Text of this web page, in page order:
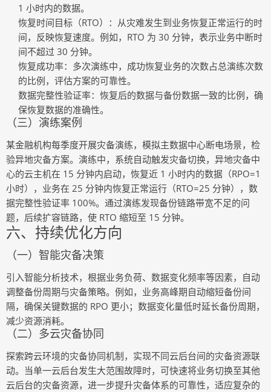
1 小时内的数据。
恢复时间目标（RTO） ：从灾难发生到业务恢复正常运行的时
间，反映恢复速度。例如，RTO 为 30 分钟，表示业务中断时
间不超过 30 分钟。
恢复成功率：多次演练中，成功恢复业务的次数占总演练次数
的比例，评估方案的可靠性。
数据完整性验证率：恢复后的数据与备份数据一致的比例，确
保恢复数据的准确性。
（三）演练案例
某金融机构每季度开展灾备演练，模拟主数据中心断电场景，检
验异地灾备方案。演练中，系统自动触发灾备切换，异地灾备中
心的云主机在 15 分钟内启动，恢复近 1 小时内的数据（RPO=1
小时），业务在 25 分钟内恢复正常运行（RTO=25 分钟），数
据完整性验证率 100%。通过演练发现备份链路带宽不足的问
题，后续扩容链路，使 RTO 缩短至 15 分钟。
六、持续优化方向
（一）智能灾备决策
引入智能分析技术，根据业务负荷、数据变化频率等因素，自动
调整备份周期与灾备策略。例如，业务高峰期自动缩短备份间
隔，确保关键数据的 RPO 更小；数据变化量低时延长备份周期，
减少资源消耗。
（二）多云灾备协同
探索跨云环境的灾备协同机制，实现不同云后台间的灾备资源联
动。当单一云后台发生大范围故障时，可快速将业务切换至其他
云后台的灾备资源，进一步提升灾备体系的可靠性，适应复杂的